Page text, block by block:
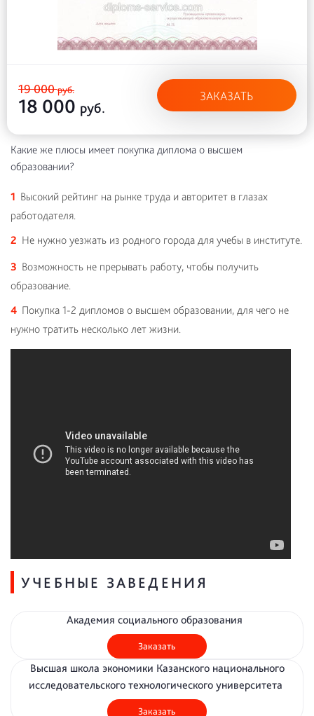
19 000руб.
18 000 руб.
ЗАКАЗАТЬ
Какие же плюсы имеет покупка диплома о высшем
образовании?
Высокий рейтинг на рынке труда и авторитет в глазах
работодателя.
Не нужно уезжать из родного города для учебы в институте.
Возможность не прерывать работу, чтобы получить
образование.
Покупка 1-2 дипломов о высшем образовании, для чего не
нужно тратить несколько лет жизни.
УЧЕБНЫЕ ЗАВЕДЕНИЯ
Академия социального образования
Заказать
Высшая школа экономики Казанского национального
исследовательского технологического университета
Заказать